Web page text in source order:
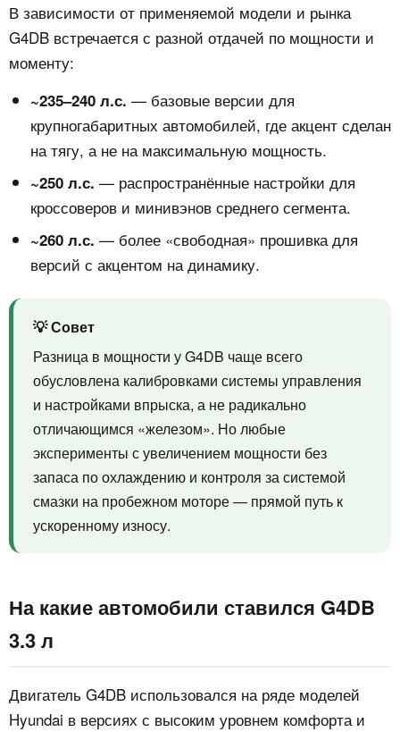
В зависимости от применяемой модели и рынка
G4DB встречается с разной отдачей по мощности и
моменту:
~235–240 л.с. — базовые версии для
крупногабаритных автомобилей, где акцент сделан
на тягу, а не на максимальную мощность.
~250 л.с. — распространённые настройки для
кроссоверов и минивэнов среднего сегмента.
~260 л.с. — более «свободная» прошивка для
версий с акцентом на динамику.
💡 Совет
Разница в мощности у G4DB чаще всего
обусловлена калибровками системы управления
и настройками впрыска, а не радикально
отличающимся «железом». Но любые
эксперименты с увеличением мощности без
запаса по охлаждению и контроля за системой
смазки на пробежном моторе — прямой путь к
ускоренному износу.
На какие автомобили ставился G4DB
3.3 л
Двигатель G4DB использовался на ряде моделей
Hyundai в версиях с высоким уровнем комфорта и